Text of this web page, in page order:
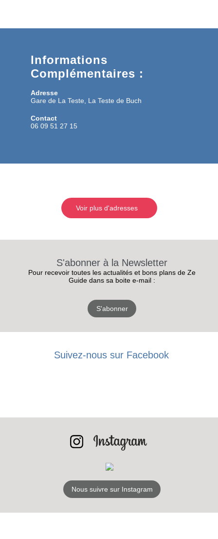
Informations
Complémentaires :
Adresse
Gare de La Teste, La Teste de Buch
Contact
06 09 51 27 15
Voir plus d'adresses
S'abonner à la Newsletter
Pour recevoir toutes les actualités et bons plans de Ze
Guide dans sa boite e-mail :
S'abonner
Suivez-nous sur Facebook
Nous suivre sur Instagram